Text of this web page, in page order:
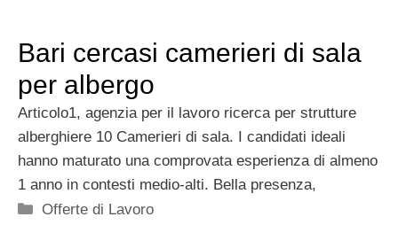
Bari cercasi camerieri di sala
per albergo
Articolo1, agenzia per il lavoro ricerca per strutture
alberghiere 10 Camerieri di sala. I candidati ideali
hanno maturato una comprovata esperienza di almeno
1 anno in contesti medio-alti. Bella presenza,
Categorie
Offerte di Lavoro